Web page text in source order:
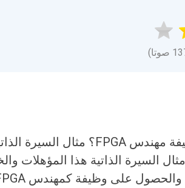
السيرة الذاتية هذا المؤهلات